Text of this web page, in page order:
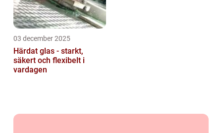
03 december 2025
Härdat glas - starkt,
säkert och flexibelt i
vardagen